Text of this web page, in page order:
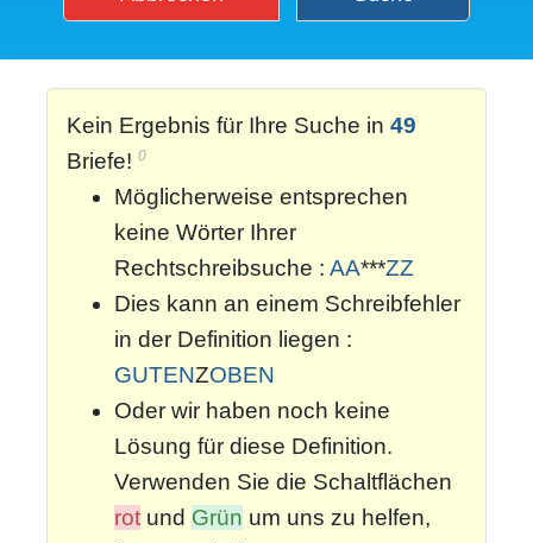
Kein Ergebnis für Ihre Suche in 49
Briefe! 0
Möglicherweise entsprechen
keine Wörter Ihrer
Rechtschreibsuche : AA***ZZ
Dies kann an einem Schreibfehler
in der Definition liegen :
GUTENZOBEN
Oder wir haben noch keine
Lösung für diese Definition.
Verwenden Sie die Schaltflächen
rot und Grün um uns zu helfen,